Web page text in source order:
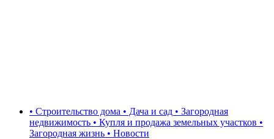
• Строительство дома • Дача и сад • Загородная
недвижимость • Купля и продажа земельных участков •
Загородная жизнь • Новости